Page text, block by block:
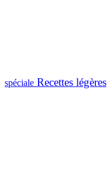
spéciale Recettes légères